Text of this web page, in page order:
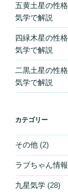
五黄土星の性
気学で解説
四緑木星の性
気学で解説
二黒土星の性
気学で解説
カテゴリー
その他 (2)
ラブちゃん情報
九星気学 (28)